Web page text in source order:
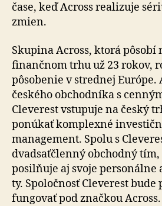
čase, keď Across realizuje
zmien.
Skupina Across, ktorá pôsobí
finančnom trhu už 23 rokov,
pôsobenie v strednej
českého obchodníka s
Cleverest vstupuje na český
ponúkať komplexné
management. Spo­lu s
dvadsaťčlenný obchodný tím,
posilňuje aj svoje
ty. Spoločnosť Cleverest
fungovať pod značkou Across.